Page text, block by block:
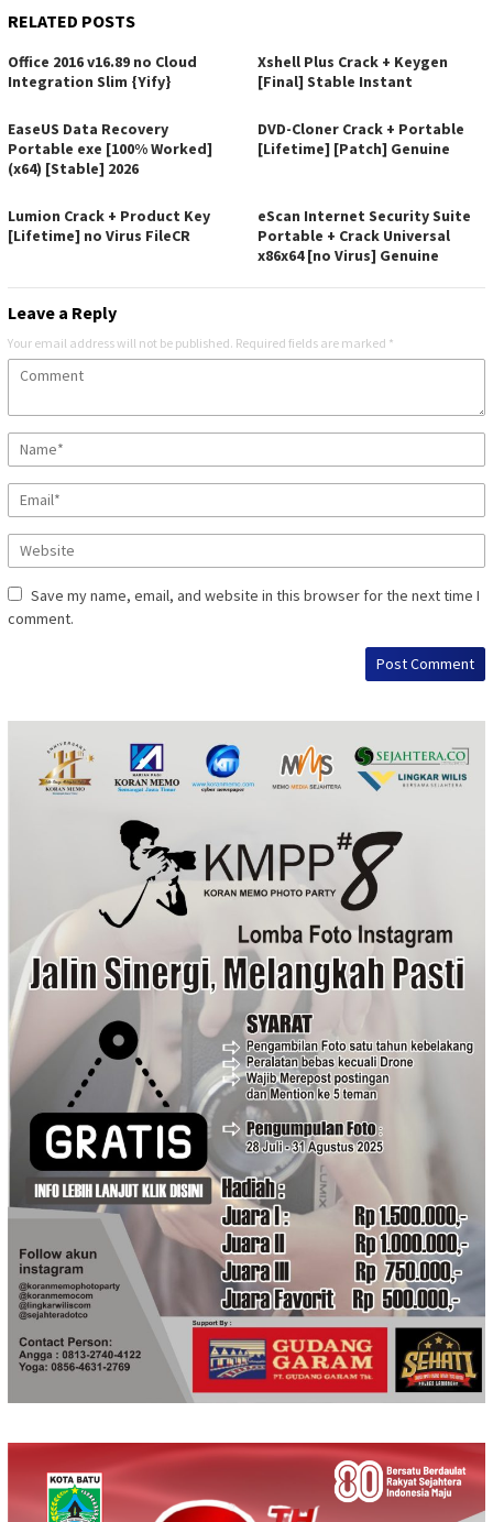
RELATED POSTS
Office 2016 v16.89 no Cloud
Integration Slim {Yify}
Xshell Plus Crack + Keygen
[Final] Stable Instant
EaseUS Data Recovery
Portable exe [100% Worked]
(x64) [Stable] 2026
DVD-Cloner Crack + Portable
[Lifetime] [Patch] Genuine
Lumion Crack + Product Key
[Lifetime] no Virus FileCR
eScan Internet Security Suite
Portable + Crack Universal
x86x64 [no Virus] Genuine
Leave a Reply
Your email address will not be published. Required fields are marked *
Save my name, email, and website in this browser for the next time I
comment.